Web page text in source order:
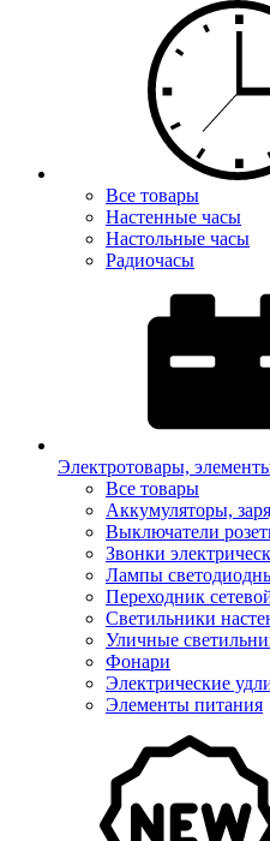
Все товары
Настенные часы
Настольные часы
Радиочасы
Электротовары,
Все товары
Аккумуляторы,
Выключатели
Звонки
Лампы
Переходник
Светильники
Уличные
Фонари
Электрические
Элементы питания